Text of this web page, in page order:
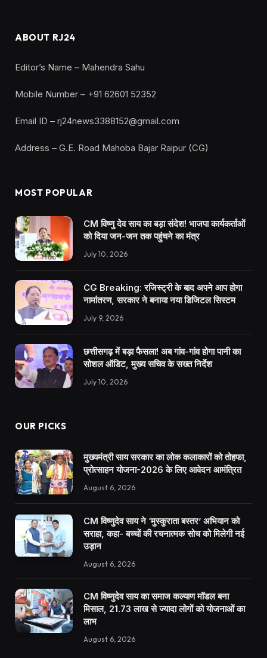
ABOUT RJ24
Editor’s Name – Mahendra Sahu
Mobile Number – +91 62601 52352
Email ID – rj24news3388152@gmail.com
Address – G.E. Road Mahoba Bajar Raipur (CG)
MOST POPULAR
CM विष्णु देव साय का बड़ा संदेश! भाजपा कार्यकर्ताओं
को दिया जन-जन तक पहुंचने का मंत्र
July 10, 2026
CG Breaking: रजिस्ट्री के बाद अपने आप होगा
नामांतरण, सरकार ने बनाया नया डिजिटल सिस्टम
July 9, 2026
छत्तीसगढ़ में बड़ा फैसला! अब गांव-गांव होगा पानी का
सोशल ऑडिट, मुख्य सचिव के सख्त निर्देश
July 10, 2026
OUR PICKS
मुख्यमंत्री साय सरकार का लोक कलाकारों को तोहफा,
प्रोत्साहन योजना-2026 के लिए आवेदन आमंत्रित
August 6, 2026
CM विष्णुदेव साय ने ‘मुस्कुराता बस्तर’ अभियान को
सराहा, कहा- बच्चों की रचनात्मक सोच को मिलेगी नई
उड़ान
August 6, 2026
CM विष्णुदेव साय का समाज कल्याण मॉडल बना
मिसाल, 21.73 लाख से ज्यादा लोगों को योजनाओं का
लाभ
August 6, 2026